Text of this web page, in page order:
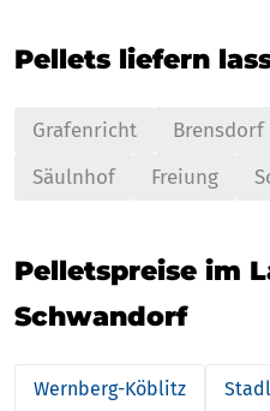
Pellets liefern
Grafenricht Brensdorf
Säulnhof
Freiung
Pelletspreise im
Schwandorf
Wernberg-Köblitz